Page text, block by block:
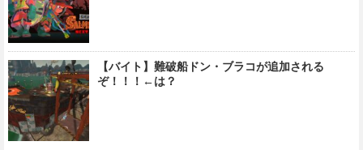
【バイト】難破船ドン・ブラコが追加される
ぞ！！！←は？